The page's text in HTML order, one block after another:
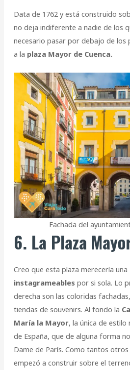
Data de 1762 y está construido
no deja indiferente a nadie de los
necesario pasar por debajo de los
a la plaza Mayor de Cuenca.
Fachada del
6. La Plaza
Creo que esta plaza merecería una
instagrameables por si sola. Lo
derecha son las coloridas
tiendas de souvenirs. Al fondo la
María la Mayor, la única de
de España, que de alguna forma
Dame de París. Como tantos
empezó a construir sobre el